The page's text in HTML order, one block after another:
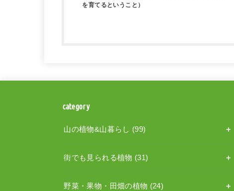
を育てるということ）
category
山の植物&山暮らし (99)
街でも見られる植物 (31)
野菜・果物・田畑の植物 (24)